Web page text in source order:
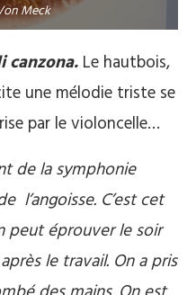
Meck
Le hautbois,
une mélodie triste se
par le violoncelle…
de la symphonie
l’angoisse. C’est cet
peut éprouver le soir
le travail. On a pris